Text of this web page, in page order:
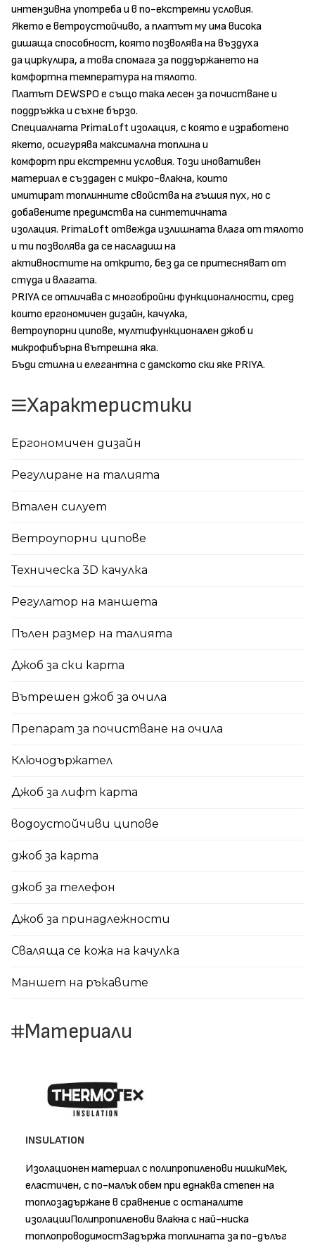
интензивна употреба и в по-екстремни условия.
Якето е ветроустойчиво, а платът му има висока
дишаща способност, която позволява на въздуха
да циркулира, а това спомага за поддържането на
комфортна температура на тялото.
Платът DEWSPO е същo така лесен за почистване и
поддръжка и съхне бързо.
Специалната PrimaLoft изолация, с която е изработено
якето, осигурява максимална топлина и
комфорт при екстремни условия. Този иновативен
материал е създаден с микро-влакна, които
имитират топлинните свойства на гъшия пух, но с
добавените предимства на синтетичната
изолация. PrimaLoft отвежда излишната влага от тялото
и ти позволява да се насладиш на
активностите на открито, без да се притесняват от
студа и влагата.
PRIYA се отличава с многобройни функционалности, сред
които ергономичен дизайн, качулка,
ветроупорни ципове, мултифункционален джоб и
микрофибърна вътрешна яка.
Бъди стилна и елегантна с дамското ски яке PRIYA.
Характеристики
Ергономичен дизайн
Регулиране на талията
Втален силует
Ветроупорни ципове
Техническа 3D качулка
Регулатор на маншета
Пълен размер на талията
Джоб за ски карта
Вътрешен джоб за очила
Препарат за почистване на очила
Ключодържател
Джоб за лифт карта
водоустойчиви ципове
джоб за карта
джоб за телефон
Джоб за принадлежности
Сваляща се кожа на качулка
Маншет на ръкавите
Материали
INSULATION
Изолационен материал с полипропиленови нишкиМек,
еластичен, с по-малък обем при еднаква степен на
топлозадържане в сравнение с останалите
изолацииПолипропиленови влакна с най-ниска
топлопроводимостЗадържа топлината за по-дълъг